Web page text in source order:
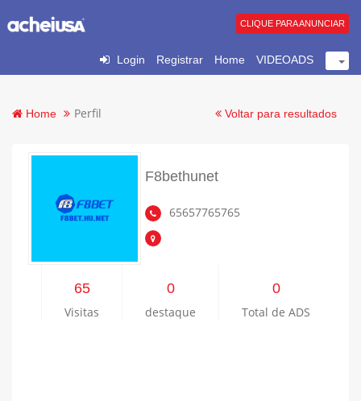
Login Registrar Home VIDEOADS
CLIQUE PARA ANUNCIAR
Home Perfil Voltar para resultados
F8bethunet
65657765765
65
Visitas
0
destaque
0
Total de ADS